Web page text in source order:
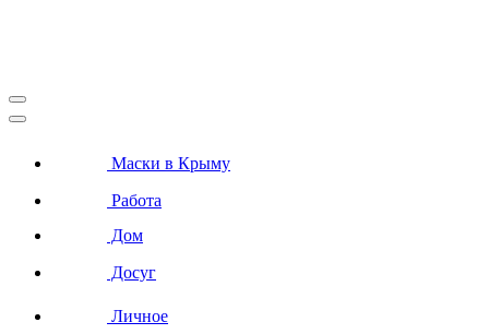
Маски в Крыму
Работа
Дом
Досуг
Личное